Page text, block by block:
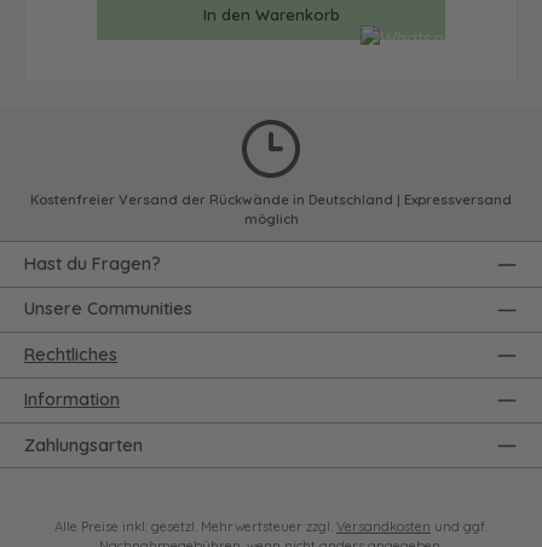
In den Warenkorb
Kostenfreier Versand der Rückwände in Deutschland | Expressversand
möglich
Rechtliches
Information
Zahlungsarten
Hast du Fragen?
Unsere Communities
Alle Preise inkl. gesetzl. Mehrwertsteuer zzgl. Versandkosten und ggf.